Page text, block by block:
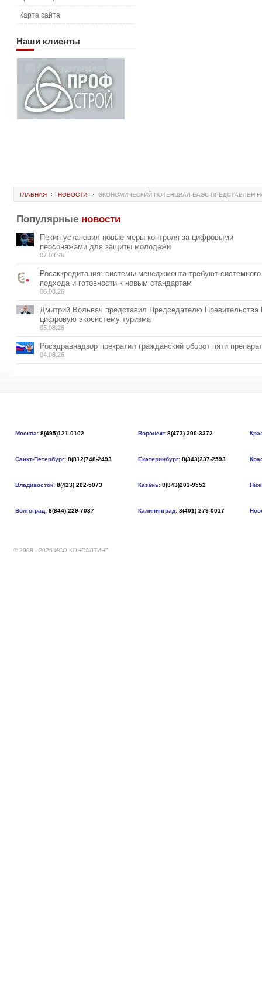
Карта сайта
Наши клиенты
ГЛАВНАЯ НОВОСТИ ЭКОНОМИЧЕСКИЙ ПОТЕНЦИАЛ ЕАЭС ПРЕДСТАВЛЕН
Популярные новости
Пекин установил новые меры контроля за цифровыми
персонажами для защиты молодежи
07.08.26
Росаккредитация: системы менеджмента требуют системного
подхода и готовности к новым стандартам
06.08.26
Дмитрий Вольвач представил Председателю
цифровую экосистему туризма
05.08.26
Росздравнадзор прекратил гражданский оборот пяти
04.08.26
Москва: 8(495)121-0102 Воронеж: 8(473) 300-3372
Санкт-Петербург: 8(812)748-2493 Екатеринбург: 8(343)237-2593
Владивосток: 8(423) 202-5073 Казань: 8(843)203-9552
Волгоград: 8(844) 229-7037 Калининград: 8(401) 279-0017
© 2008 - 2026 ИСО КОНСАЛТИНГ